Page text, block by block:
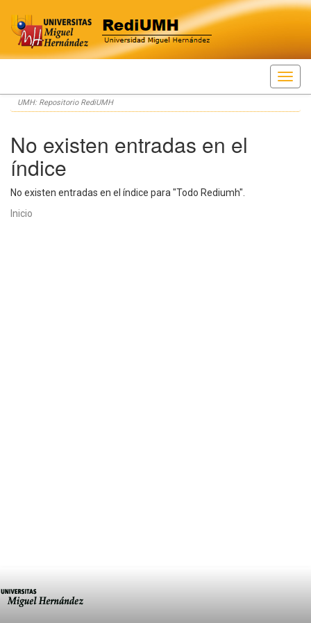
Skip
navigation
UMH: Repositorio RediUMH
No existen entradas en el
índice
No existen entradas en el índice para "Todo Rediumh".
Inicio